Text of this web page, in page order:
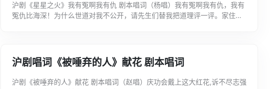
沪剧《星星之火》我有冤啊我有仇 剧本唱词（杨唱）我有冤啊我有仇，我有
冤仇比海深！为什么世道对我不公开，请先生们替我把道理评一评。家住扬
沪剧唱词《被唾弃的人》献花 剧本唱词
沪剧《被唾弃的人》献花 剧本唱词（赵唱）庆功会戴上这大红花,诉不尽志强